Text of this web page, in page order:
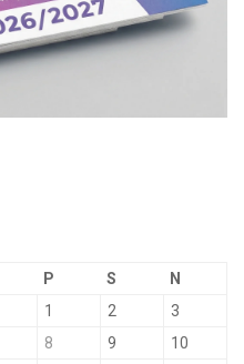
P S N
1 2
3
8 9
10